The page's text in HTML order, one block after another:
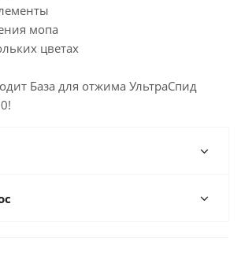
мопа
цветах
База для отжима УльтраСпид